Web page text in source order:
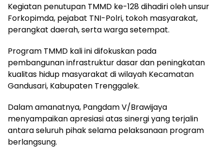
​Kegiatan penutupan TMMD ke-128 dihadiri oleh unsur
Forkopimda, pejabat TNI-Polri, tokoh masyarakat,
perangkat daerah, serta warga setempat.
Program TMMD kali ini difokuskan pada
pembangunan infrastruktur dasar dan peningkatan
kualitas hidup masyarakat di wilayah Kecamatan
Gandusari, Kabupaten Trenggalek.
​Dalam amanatnya, Pangdam V/Brawijaya
menyampaikan apresiasi atas sinergi yang terjalin
antara seluruh pihak selama pelaksanaan program
berlangsung.